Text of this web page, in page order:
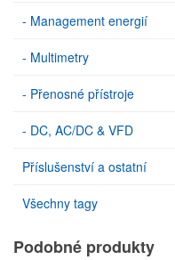
- Management energií
- Multimetry
- Přenosné přístroje
- DC, AC/DC & VFD
Příslušenství a ostatní
Všechny tagy
Podobné produkty